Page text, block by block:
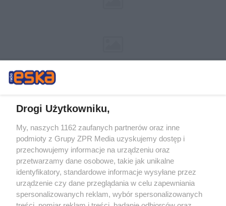
Żaden utwór zamieszczony w serwisie nie może być powielany i
rozpowszechniany lub dalej rozpowszechniany w jakikolwiek sposób (w
tym także elektroniczny lub mechaniczny) na jakimkolwiek polu
eksploatacji w jakiejkolwiek formie, włącznie z umieszczaniem w Internecie
bez pisemnej zgody właściciela praw. Jakiekolwiek użycie lub
wykorzystanie utworów w całości lub w części z naruszeniem prawa, tzn.
bez właściwej zgody, jest zabronione pod groźbą kary i może być ścigane
prawnie.
Drogi Użytkowniku,
My, naszych 1162 zaufanych partnerów oraz inne
podmioty z Grupy ZPR Media uzyskujemy dostęp i
przechowujemy informacje na urządzeniu oraz
przetwarzamy dane osobowe, takie jak unikalne
identyfikatory, standardowe informacje wysyłane przez
urządzenie czy dane przeglądania w celu zapewniania
spersonalizowanych reklam, wybór spersonalizowanych